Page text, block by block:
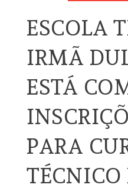
ESCOLA
IRMÃ
ESTÁ
PARA
TÉCNICO